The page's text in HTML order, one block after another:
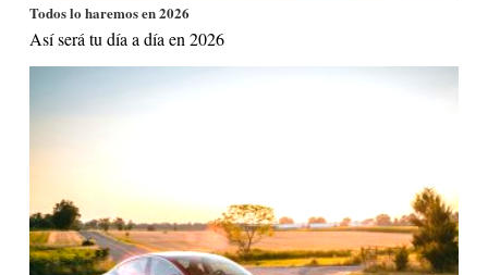
Todos lo haremos en 2026
Así será tu día a día en 2026